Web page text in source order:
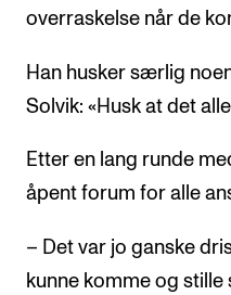
overraskelse når de
Han husker særlig
Solvik: «Husk at det
Etter en lang runde
åpent forum for alle
– Det var jo ganske
kunne komme og